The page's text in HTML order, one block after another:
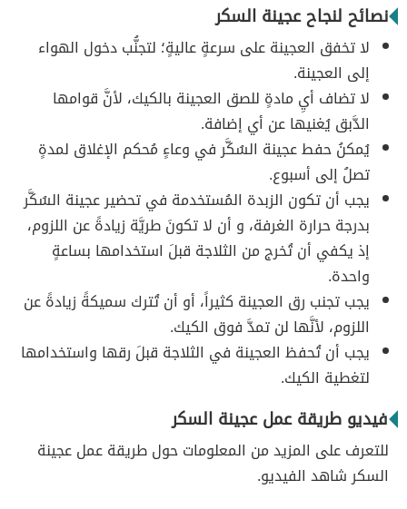
نصائح لنجاح عجينة السكر
لا تخفق العجينة على سرعةٍ عاليةٍ؛ لتجنُّب دخول الهواء
إلى العجينة.
لا تضاف أيِ مادةٍ للصق العجينة بالكيك، لأنَّ قوامها
الدَّبق يُغنيها عن أي إضافة.
يُمكنُ حفط عجينة السُكَّر في وعاءٍ مُحكم الإغلاق لمدةٍ
تصلُ إلى أسبوع.
يجب أن تكون الزبدة المُستخدمة في تحضير عجينة السُكَّر
بدرجة حرارة الغرفة، و أن لا تكونَ طريَّة زيادةً عن اللزوم،
إذ يكفي أن تُخرج من الثلاجة قبلَ استخدامها بساعةٍ
واحدة.
يجب تجنب رق العجينة كثيراً، أو أن تُترك سميكةً زيادةً عن
اللزوم، لأنَّها لن تمدَّ فوق الكيك.
يجب أن تُحفظ العجينة في الثلاجة قبلَ رقها واستخدامها
لتغطية الكيك.
فيديو طريقة عمل عجينة السكر
للتعرف على المزيد من المعلومات حول طريقة عمل عجينة
السكر شاهد الفيديو.